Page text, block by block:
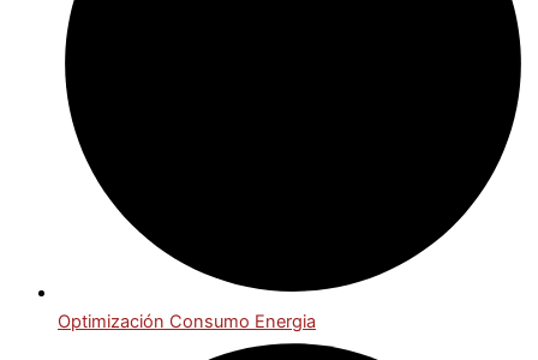
Optimización Consumo Energia